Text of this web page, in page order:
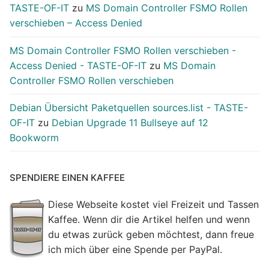
TASTE-OF-IT zu MS Domain Controller FSMO Rollen
verschieben – Access Denied
MS Domain Controller FSMO Rollen verschieben -
Access Denied - TASTE-OF-IT zu MS Domain
Controller FSMO Rollen verschieben
Debian Übersicht Paketquellen sources.list - TASTE-
OF-IT zu Debian Upgrade 11 Bullseye auf 12
Bookworm
SPENDIERE EINEN KAFFEE
Diese Webseite kostet viel Freizeit und Tassen
Kaffee. Wenn dir die Artikel helfen und wenn
du etwas zurück geben möchtest, dann freue
ich mich über eine Spende per PayPal.